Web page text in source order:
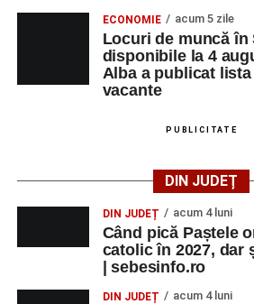
ECONOMIE acum 5 zile
Locuri de muncă în
disponibile la 4
Alba a publicat
vacante
PUBLICITATE
DIN JUDEȚ
DIN JUDEȚ acum 4 luni
Când pică Paștele
catolic în 2027, dar
| sebesinfo.ro
DIN JUDEȚ acum 4 luni